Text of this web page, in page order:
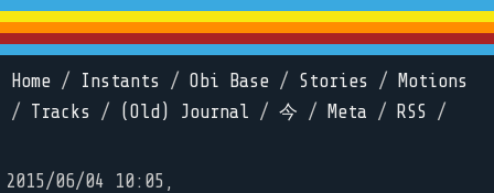
Home / Instants / Obi Base / Stories /
Motions
/ Tracks / (Old) Journal / 今 / Meta / RSS /
2015/06/04 10:05,